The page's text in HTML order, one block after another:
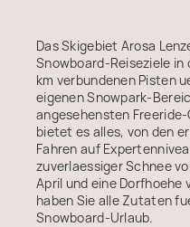
Das Skigebiet Arosa
Snowboard-Reiseziele in
km verbundenen Pisten
eigenen Snowpark-
angesehensten
bietet es alles, von den
Fahren auf
zuverlaessiger Schnee
April und eine Dorfhoehe
haben Sie alle Zutaten
Snowboard-Urlaub.